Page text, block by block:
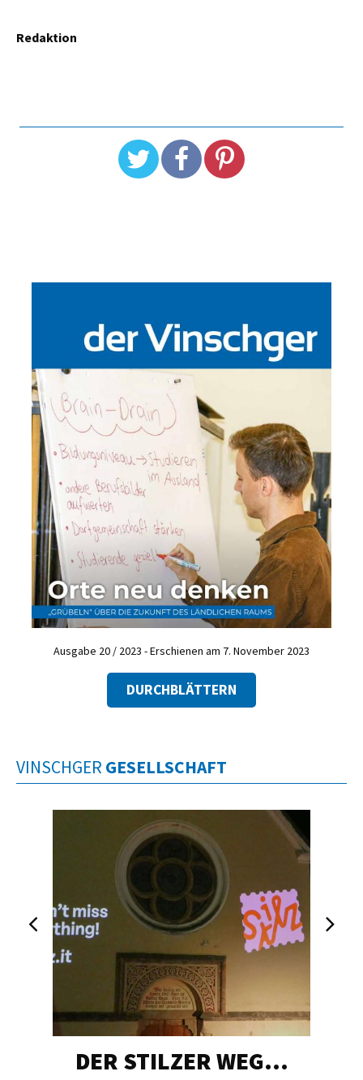
Redaktion
Ausgabe 20 / 2023 - Erschienen am 7. November 2023
DURCHBLÄTTERN
VINSCHGER GESELLSCHAFT
DER STILZER WEG…